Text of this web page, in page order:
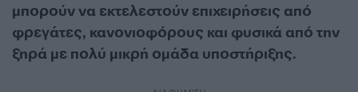
μπορούν να εκτελεστούν επιχειρήσεις από
φρεγάτες, κανονιοφόρους και φυσικά από την
ξηρά με πολύ μικρή ομάδα υποστήριξης.